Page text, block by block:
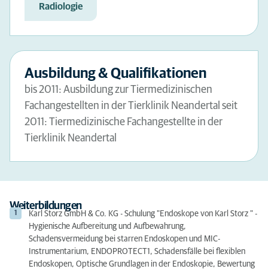
Radiologie
Ausbildung & Qualifikationen
bis 2011: Ausbildung zur Tiermedizinischen
Fachangestellten in der Tierklinik Neandertal seit
2011: Tiermedizinische Fachangestellte in der
Tierklinik Neandertal
Weiterbildungen
Karl Storz GmbH & Co. KG - Schulung "Endoskope von Karl Storz " -
Hygienische Aufbereitung und Aufbewahrung,
Schadensvermeidung bei starren Endoskopen und MIC-
Instrumentarium, ENDOPROTECT1, Schadensfälle bei flexiblen
Endoskopen, Optische Grundlagen in der Endoskopie, Bewertung